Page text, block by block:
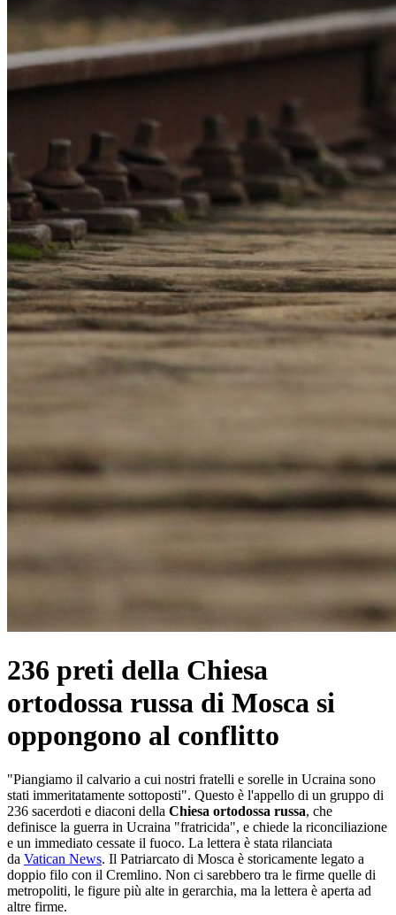
236 preti della Chiesa
ortodossa russa di Mosca si
oppongono al conflitto
"Piangiamo il calvario a cui nostri fratelli e sorelle in Ucraina sono
stati immeritatamente sottoposti". Questo è l'appello di un gruppo di
236 sacerdoti e diaconi della Chiesa ortodossa russa, che
definisce la guerra in Ucraina "fratricida", e chiede la riconciliazione
e un immediato cessate il fuoco. La lettera è stata rilanciata
da Vatican News. Il Patriarcato di Mosca è storicamente legato a
doppio filo con il Cremlino. Non ci sarebbero tra le firme quelle di
metropoliti, le figure più alte in gerarchia, ma la lettera è aperta ad
altre firme.